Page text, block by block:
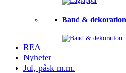
Band & dekoration
REA
Nyheter
Jul, påsk m.m.